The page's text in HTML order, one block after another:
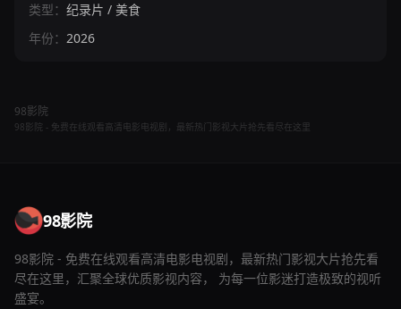
类型： 纪录片 / 美食
年份： 2026
98影院
98影院 - 免费在线观看高清电影电视剧，最新热门影视大片抢先看尽在这里
98影院
98影院 - 免费在线观看高清电影电视剧，最新热门影视大片抢先看
尽在这里，汇聚全球优质影视内容， 为每一位影迷打造极致的视听
盛宴。